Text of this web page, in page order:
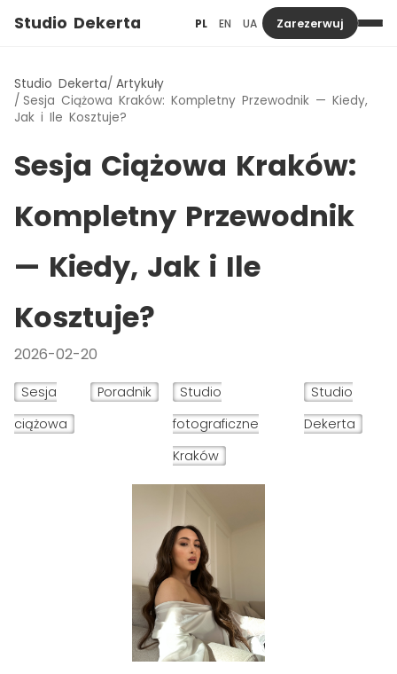
Studio Dekerta PL EN UA Zarezerwuj
Studio Dekerta Artykuły
Sesja Ciążowa Kraków: Kompletny Przewodnik — Kiedy,
Jak i Ile Kosztuje?
Sesja Ciążowa Kraków:
Kompletny Przewodnik
— Kiedy, Jak i Ile
Kosztuje?
2026-02-20
Sesja
ciążowa
Poradnik
Studio
fotograficzne
Kraków
Studio
Dekerta